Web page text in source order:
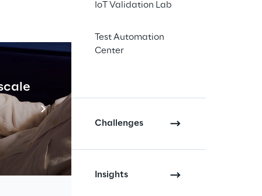
IoT Validation Lab
Test Automation
Center
Challenges
Insights
nuove tecnologie,
il modo
i brand.